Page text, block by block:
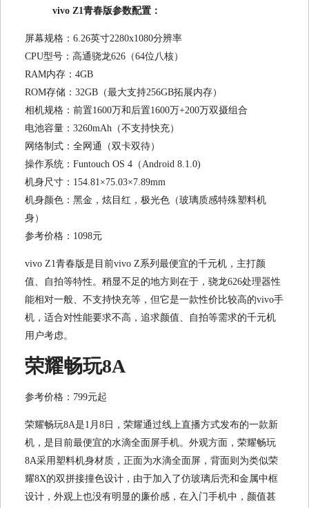
vivo Z1青春版参数配置：
屏幕规格：6.26英寸2280x1080分辨率
CPU型号：高通骁龙626（64位八核）
RAM内存：4GB
ROM存储：32GB（最大支持256GB拓展内存）
相机规格：前置1600万和后置1600万+200万双摄组合
电池容量：3260mAh（不支持快充）
网络制式：全网通（双卡双待）
操作系统：Funtouch OS 4（Android 8.1.0)
机身尺寸：154.81×75.03×7.89mm
机身颜色：黑金，炫目红，极光色（玻璃质感特殊塑料机
身）
参考价格：1098元
vivo Z1青春版是目前vivo Z系列最便宜的千元机，主打颜
值、自拍等特性。稍显不足的地方则在于，骁龙626处理器性
能相对一般、不支持快充等，但它是一款性价比较高的vivo手
机，适合对性能要求不高，追求颜值、自拍等需求的千元机
用户考虑。
荣耀畅玩8A
参考价格：799元起
荣耀畅玩8A是1月8日，荣耀通过线上直播方式发布的一款新
机，是目前最便宜的水滴全面屏手机。外观方面，荣耀畅玩
8A采用塑料机身材质，正面为水滴全面屏，背面则为类似荣
耀8X的双拼接撞色设计，由于加入了仿玻璃后壳和金属中框
设计，外观上也没有明显的廉价感，在入门手机中，颜值甚